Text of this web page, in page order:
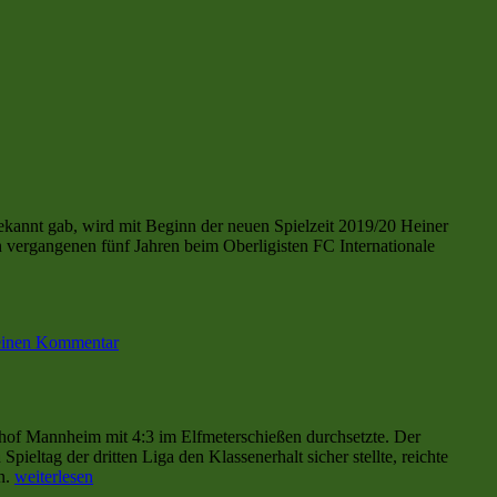
gab, wird mit Beginn der neuen Spielzeit 2019/20 Heiner
fünf Jahren beim Oberligisten FC Internationale
KommentarBackhaus
BSV
Schwarz-
Mannheim mit 4:3 im Elfmeterschießen durchsetzte. Der
der dritten Liga den Klassenerhalt sicher stellte, reichte
„Beim
weiterlesen